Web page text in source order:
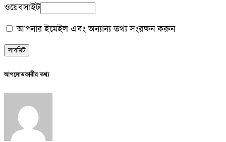
ওয়েবসাইট
আপনার ইমেইল এবং অন্যান্য তথ্য সংরক্ষন করুন
আপলোডকারীর তথ্য